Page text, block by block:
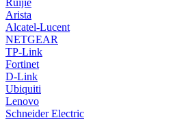
Ruijie
Arista
Alcatel-Lucent
NETGEAR
TP-Link
Fortinet
D-Link
Ubiquiti
Lenovo
Schneider Electric